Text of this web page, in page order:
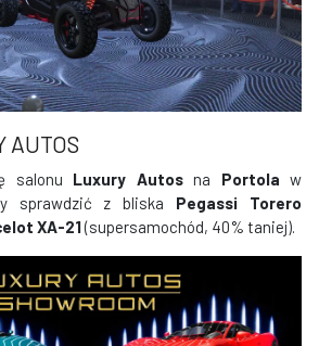
AUTOS
salonu Luxury Autosna Portola w
sprawdzić z bliska Pegassi Torero
XA-21(supersamochód, 40% taniej).